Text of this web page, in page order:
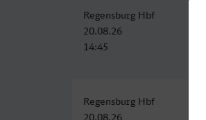
Regensburg Hbf
20.08.26
14:45
Regensburg Hbf
20.08.26